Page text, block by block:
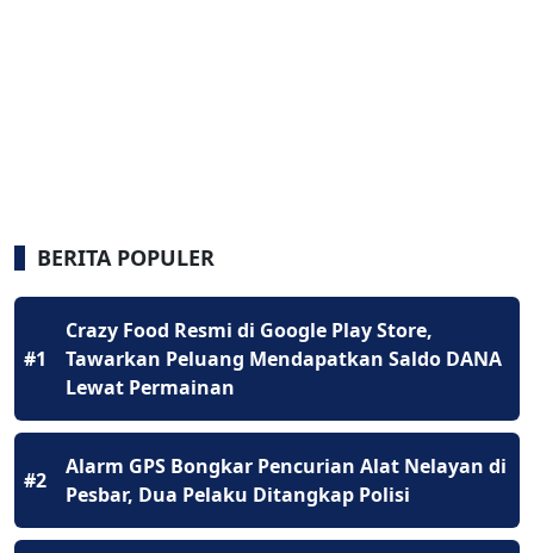
BERITA POPULER
#1
Crazy Food Resmi di Google Play Store,
Tawarkan Peluang Mendapatkan Saldo DANA
Lewat Permainan
#2
Alarm GPS Bongkar Pencurian Alat Nelayan di
Pesbar, Dua Pelaku Ditangkap Polisi